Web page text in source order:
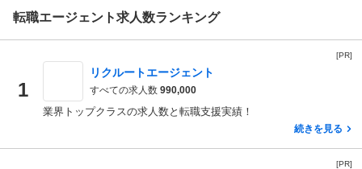
転職エージェント求人数ランキング
[PR]
1
リクルートエージェント
すべての求人数990,000
業界トップクラスの求人数と転職支援実績！
続きを見る
[PR]